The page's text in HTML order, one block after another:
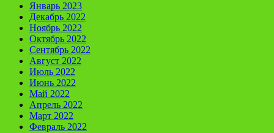
Январь 2023
Декабрь 2022
Ноябрь 2022
Октябрь 2022
Сентябрь 2022
Август 2022
Июль 2022
Июнь 2022
Май 2022
Апрель 2022
Март 2022
Февраль 2022